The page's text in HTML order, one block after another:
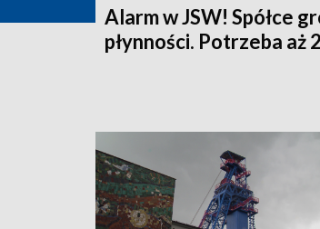
Alarm w JSW! Spółce
płynności. Potrzeba aż